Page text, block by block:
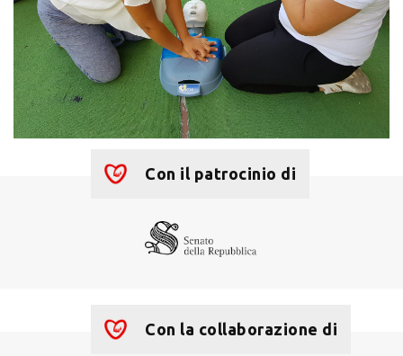
Con il patrocinio di
Con la collaborazione di